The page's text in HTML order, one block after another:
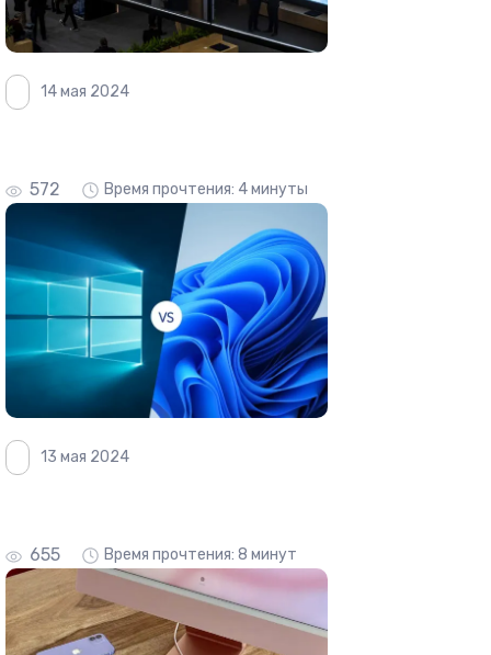
14 мая 2024
572 Время прочтения: 4 минуты
13 мая 2024
655 Время прочтения: 8 минут